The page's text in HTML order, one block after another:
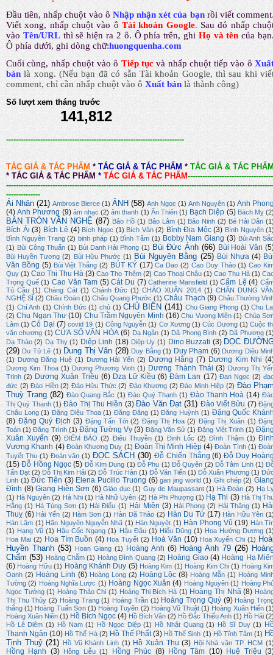
Đầu tiên, nhấp chuột vào ô Nhập nhận xét của bạn rồi viết comment
Viết xong, nhấp chuột vào ô Tài khoản Google. Sau đó nhấp
vào Tên/URL thì sẽ hiện ra 2 ô. Ô phía trên, ghiHọ và tên của
Ô phía dưới, ghi dòng chữ:huongquenha.com
Cuối cùng, nhấp chuột vào ô Tiếp tục và nhấp chuột tiếp vào ô
bản là xong.(Nếu bạn đã có sẵn Tài khoản Google, thì sau khi
comment, chỉ cần nhấp chuột vào ô Xuất bản là thành công)
Số lượt xem tháng trước
141,812
-------------------------------------------------------------------------
TÁC GIẢ & TÁC PHẨM * TÁC GIẢ & TÁC PHẨM * TÁC GIẢ & TÁC
* TÁC GIẢ & TÁC PHẨM * TÁC GIẢ & TÁC PHẨM-----------------------------------
--------------
Ái Nhân (21) Ambrose Bierce (1) ẢNH (58) Anh Ngọc (1) Anh Nguyên (1) Anh
(4) Anh Phương (9) âm nhạc (2) âm thanh (1) Ân Thiên (1) Bạch Diệp (5) Bách Mỵ
BÀN TRÒN VĂN NGHỆ (87) Bảo Hồ (1) Bảo Lâm (1) Bảo Ninh (2) Bé Hải Dân
Bích Ái (3) Bích Lê (4) Bích Ngọc (1) Bích Vân (2) Bình Địa Mộc (3) Bình Nguyên
Bình Nguyên Trang (2) binh pháp (1) Bình Tâm (1) Bobby Nam Giang (3) Bùi Anh
(1) Bùi Công Thuấn (1) Bùi Danh Hải Phong (1) Bùi Đức Ánh (66) Bùi Hoài Vân
Bùi Huyền Tương (2) Bùi Hữu Phước (1) Bùi Nguyên Bằng (25) Bùi Nhựa (4)
Văn Bồng (5) Bùi Việt Thắng (2) BÚT KÝ (17) Ca Dao (2) Cao Duy Thảo (1) Cao
Quy (1) Cao Thị Thu Hà (3) Cao Thọ Thêm (2) Cao Thoại Châu (1) Cao Thu Hà (1)
Trọng Quế (1) Cao Văn Tam (5) Cát Du (7) Catherine Mansfield (1) Cẩm Lệ (4)
Tú Cầu (1) Chàng Cát (1) Chánh Đức (1) CHÀO XUÂN 2014 (1) CHÂN DUNG
NGHỆ SĨ (2) Châu Đoàn (1) Châu Quang Phước (1) Châu Thạch (9) Châu Thường
(1) Chí Anh (1) Chính Đức (1) chủ (1) CHỦ BIÊN (141) Chu Giang Phong (1) Chu
(2) Chu Ngạn Thư (10) Chu Trầm Nguyên Minh (16) Chu Vương Miện (1) Chúa
Lâm (1) Cỏ Dại (7) covid 19 (1) Công Nguyễn (1) Cơ Xương (1) Cúc Dương (1) Cuộc
văn chương (1) CỬA SỔ VĂN HÓA (6) Dạ Ngân (1) Dã Phong Bình (2) Dã Phương
Dạ Thảo (2) Dạ Thy (1) Diệp Linh (18) Diệp Uy (1) Dino Buzzati (3) DỌC
(29) Du Tử Lê (1) Dung Thị Vân (28) Duy Bằng (1) Duy Phạm (6) Dương Diệu
(1)
Dương Đăng Huệ (1) Dương Hải Yến (2) Dương Hằng (7) Dương Kim Nhi
Dương Kim Thoa (1) Dương Phương Vinh (1) Dương Thành Thái (3) Dương Thị
Trinh (2) Dương Xuân Triều (6) Dzạ Lữ Kiều (6) Đàm Lan (17) Đan Ngọc (2)
đức (2) Đào Hiền (2) Đào Hữu Thức (2) Đào Khương (2) Đào Minh Hiệp (2) Đào
Thuỳ Trang (82) Đào Quang Bắc (1) Đào Quý Thạnh (1) Đào Thanh Hoà (14)
Thị Quý Thanh (1) Đào Thị Thu Hiền (3) Đào Văn Đạt (31) Đào Viết Bửu (7)
Châu Long (1) Đặng Diệu Thoa (1) Đăng Đăng (1) Đăng Huỳnh (1) Đặng Quốc
(8) Đặng Quý Địch (3) Đặng Tấn Tới (2) Đặng Thị Hoa (2) Đặng Thị Xuân (1)
Toán (1) Đăng Trình (1) Đặng Tường Vy (3) Đặng Văn Sử (1) Đặng Việt Trinh (1)
Xuân Xuyến (9) ĐIỂM BÁO (2) Điêu Thuyền (1) Đinh Lốc (2) Đình Thậm (1)
Vương Khanh (4) Đoàn Khương Duy (1) Đoàn Thị Minh Hiệp (4) Đoàn Tình (1)
Tuyết Thu (1) Đoản văn (1) ĐỌC SÁCH (30) Đỗ Chiến Thắng (6) Đỗ Duy
(15) Đỗ Hồng Ngọc (5) Đỗ KIm Dung (1) Đỗ Phu (1) Đỗ Quyên (2) Đỗ Tâm Linh (1)
Tấn Đạt (2) Đỗ Thị Kim Hải (2) Đỗ Trúc Hàn (1) Đỗ Văn Tiến (1) Đỗ Xuân Phương (1)
Linh (1) Đức Tiên (3) Elena Pucillo Truong (6) gan jing world (1) Ghi chép (2)
Đình (8) Giang Hiền Sơn (6) Giáo dục (1) Guy de Maupassant (1) Hà Đoàn (2) Hạ
(1) Hà Nguyên (2) Hà Nhi (1) Hà Nhữ Uyên (2) Hà Phi Phượng (1) Hạ Thi (3) Hà Thị
Hằng (1) Hà Tùng Sơn (1) Hải Điểu (1) Hải Miên (3) Hải Phong (2) Hải Thăng (1)
Thuỵ (6) Hải Yến (2) Hàm Sơn (1) Hàn Dã Thảo (2) Hàn Du Tử (17) Hàn Hữu Yên
Hàn Lâm (1) Hãn Nguyên Nguyễn Nhã (1) Hàn Nguyệt (1) Hàn Phong Vũ (19) Hàn
(1) Hạng Vũ (1) Hậu Cốc Ngang (1) Hậu Đậu (1) Hiếu Dũng (1) Hoa Hướng Dương
Hoa Mai (2) Hoa Tím Buồn (4) Hoa Tuyết (2) Hoà Văn (10) Hoa Xuyến Chi (1)
Huyền Thanh (53) Hoan Giang (1) Hoàng Anh (6) Hoàng Anh 79 (26)
Chẩm (53) Hoàng Chẫm (1) Hoàng Đình Quang (2) Hoàng Giao (4) Hoàng Hạ
(6) Hoàng Hữu (1) Hoàng Khánh Duy (5) Hoàng Kim (1) Hoàng Kim Chi (1) Hoàng
Oanh (2) Hoàng Linh (6) Hoàng Long (2) Hoàng Lộc (8) Hoàng Mẫn (1) Hoàng
Tường (2) Hoàng Nghĩa Lược (1) Hoàng Ngọc Xuân (4) Hoàng Nguyên (1) Hoàng
Ngọc Tường (1) Hoàng Thảo Chi (1) Hoàng Thị Bích Hà (1) Hoàng Thị Nhã (8)
Thị Thu Thủy (2) Hoàng Trang (1) Hoàng Trần (1) Hoàng Trọng Quý (9) Hoàng
thắng (1) Hoàng Tuấn Sơn (1) Hoàng Tuyên (2) Hoàng Vũ Thuật (1) Hoàng Xuân Hiến
Hoàng Xuân Niên (1) Hồ Bích Ngọc (4) Hồ Bích Vân (2) Hồ Đắc Thiếu Anh (1) Hồ Hải
Hồ Lê Diêm (1) Hồ Nam (1) Hồ Ngọc Diệp (1) Hồ Nhật Quang (1) Hồ Sĩ Duy (1)
Thanh Ngân (10) Hồ Thế Hà (2) Hồ Thế Phất (3) Hồ Thế Sinh (1) Hồ Tĩnh Tâm (1)
Tịnh Thuỷ (21) Hồ Vũ Khánh Linh (1) Hồ Xuân Thu (3) Hội Nhà văn TP. HCM
Hồng Hạnh (3) Hồng Liễu (1) Hồng Phúc (8) Hồng Tâm (10) Huệ Triệu